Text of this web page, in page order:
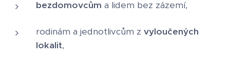
bezdomovcům a lidem bez zázemí,
rodinám a jednotlivcům z vyloučených
lokalit,